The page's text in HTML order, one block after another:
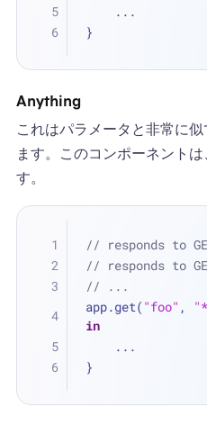
...
}
Anything
これはパラメータと非常に
ます。このコンポーネントは
す。
// responds to
// responds to
// ...
app.get( "foo" ,
in
...
}